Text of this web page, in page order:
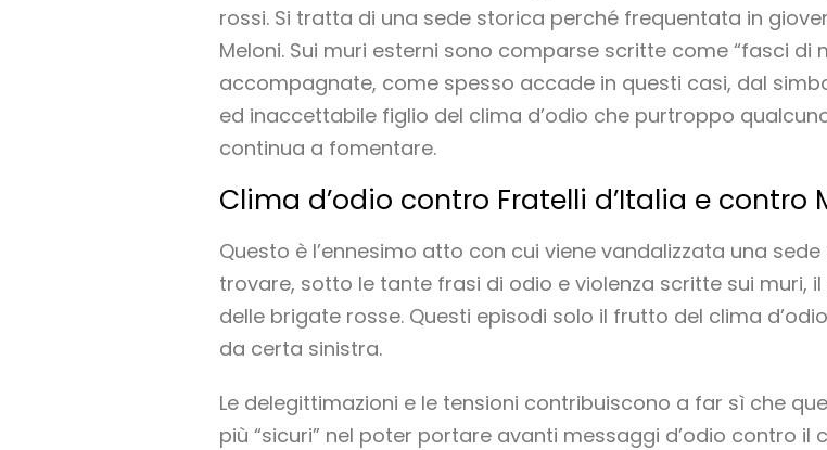
rossi. Si tratta di una sede storica perché frequentata in
Meloni. Sui muri esterni sono comparse scritte come “fasci di
accompagnate, come spesso accade in questi casi, dal
ed inaccettabile figlio del clima d’odio che purtroppo
continua a fomentare.
Clima d’odio contro Fratelli d’Italia e contro
Questo è l’ennesimo atto con cui viene vandalizzata una
trovare, sotto le tante frasi di odio e violenza scritte sui muri,
delle brigate rosse. Questi episodi solo il frutto del clima
da certa sinistra.
Le delegittimazioni e le tensioni contribuiscono a far sì che
più “sicuri” nel poter portare avanti messaggi d’odio contro il